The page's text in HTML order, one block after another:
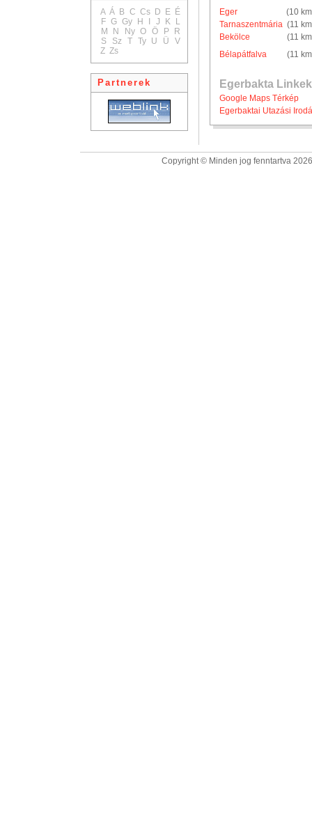
A Á B C Cs D E É
F G Gy H J K
L
M
N Ny O Ö P
R
S
Sz T Ty U Ü
V
Z Zs
Partnerek
Eger
(10
Tarnaszentmária (11
Bekölce
(11
Bélapátfalva
(11
Egerbakta
Google Maps Térkép
Egerbaktai Utazási
Copyright © Minden jog fenntartva